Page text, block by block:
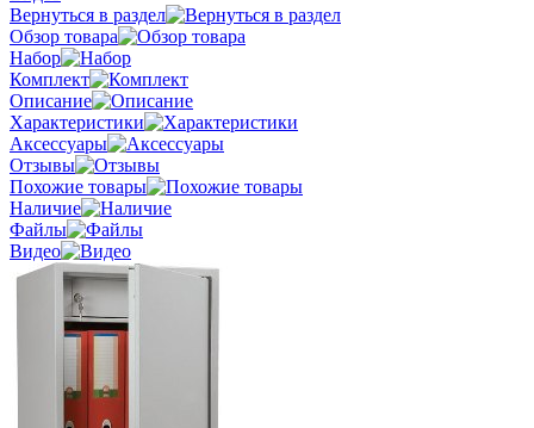
Вернуться в раздел
Обзор товара
Набор
Комплект
Описание
Характеристики
Аксессуары
Отзывы
Похожие товары
Наличие
Файлы
Видео